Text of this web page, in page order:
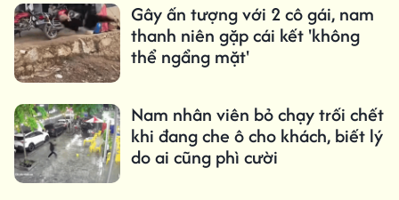
Gây ấn tượng với 2 cô gái, nam
thanh niên gặp cái kết 'không
thể ngẩng mặt'
Nam nhân viên bỏ chạy trối chết
khi đang che ô cho khách, biết lý
do ai cũng phì cười